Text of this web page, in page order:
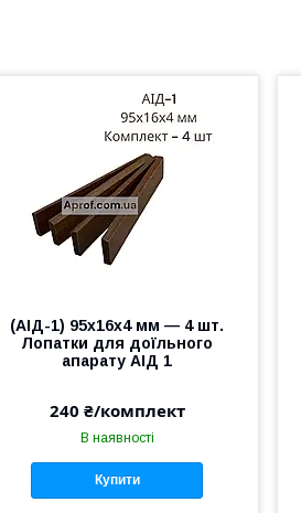
(АІД-1) 95х16х4 мм — 4 шт.
Лопатки для доїльного
апарату АІД 1
240 ₴/комплект
В наявності
Купити